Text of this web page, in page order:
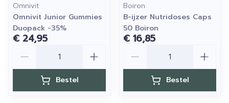
Omnivit
Omnivit Junior Gummies
Duopack -35%
€ 24,95
Bestel
Boiron
B-ijzer Nutridoses Caps
50 Boiron
€ 16,85
Bestel